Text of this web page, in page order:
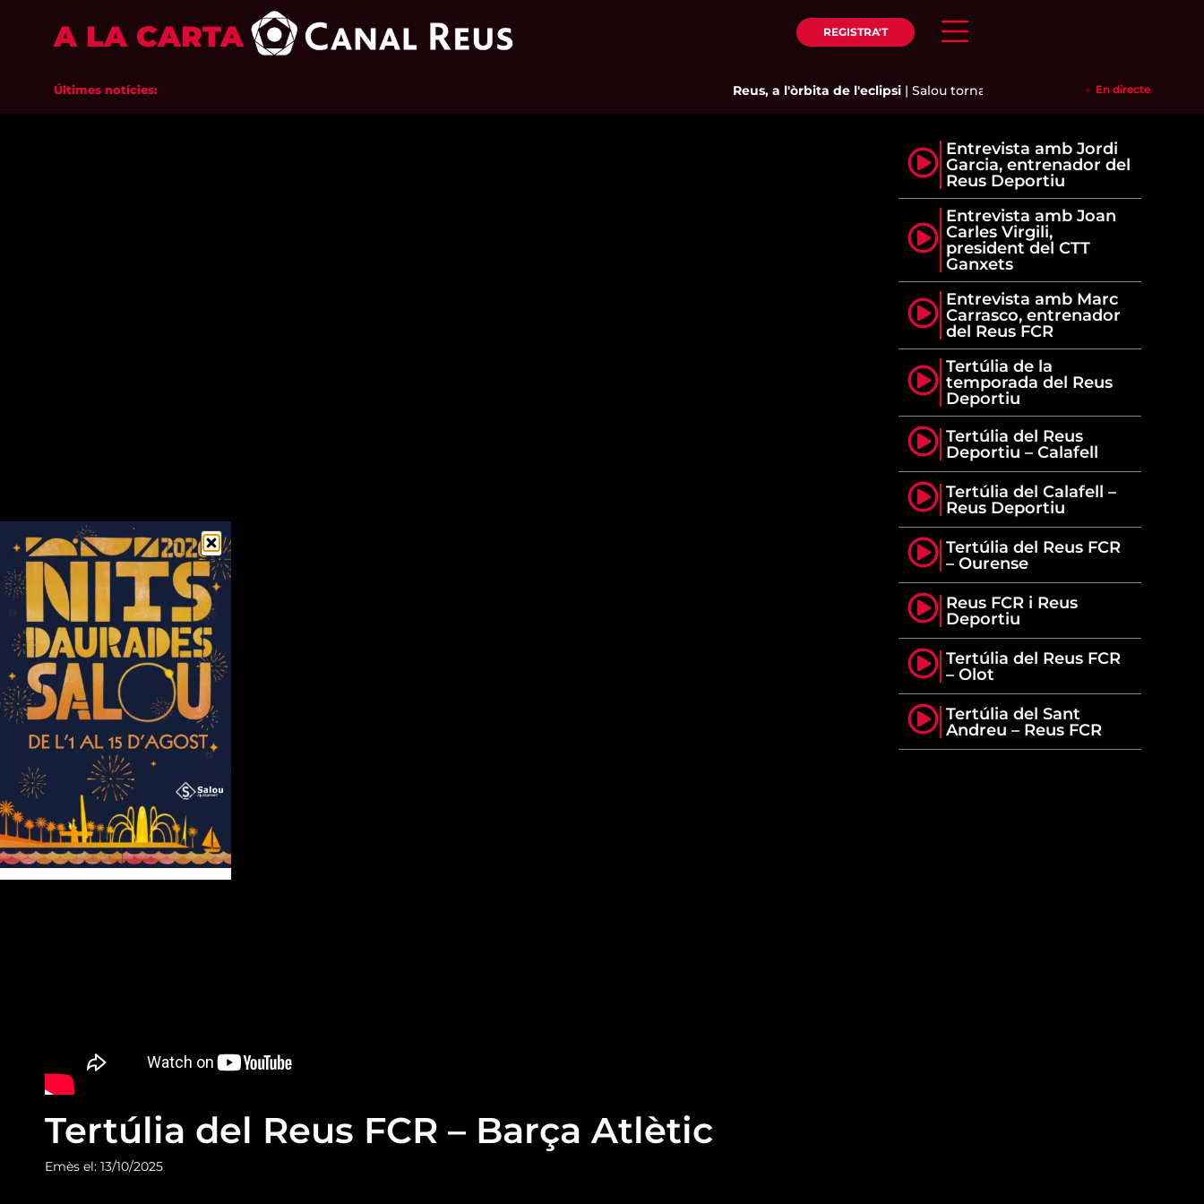
A LA CARTA REGISTRA'T
Últimes notícies: Reus, a l'òrbita de l'eclipsi|Salou torna a demanar a Cambrils que aturi el
En directe
Tertúlia del Reus FCR – Barça Atlètic
Emès el: 13/10/2025
Entrevista amb Jordi
Garcia, entrenador del
Reus Deportiu
Entrevista amb Joan
Carles Virgili,
president del CTT
Ganxets
Entrevista amb Marc
Carrasco, entrenador
del Reus FCR
Tertúlia de la
temporada del Reus
Deportiu
Tertúlia del Reus
Deportiu – Calafell
Tertúlia del Calafell –
Reus Deportiu
Tertúlia del Reus FCR
– Ourense
Reus FCR i Reus
Deportiu
Tertúlia del Reus FCR
– Olot
Tertúlia del Sant
Andreu – Reus FCR